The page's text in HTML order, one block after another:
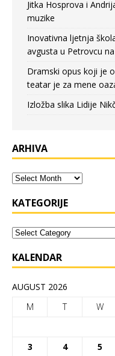
Jitka Hosprova i
muzike
Inovativna ljetnja
avgusta u Petrovcu
Dramski opus koji je
teatar je za mene
Izložba slika Lidije
ARHIVA
KATEGORIJE
KALENDAR
AUGUST 2026
M
T W
3
4 5